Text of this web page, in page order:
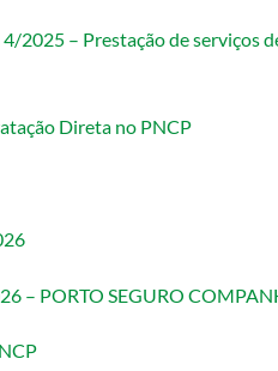
2025 – Prestação de serviços
Direta no PNCP
– PORTO SEGURO